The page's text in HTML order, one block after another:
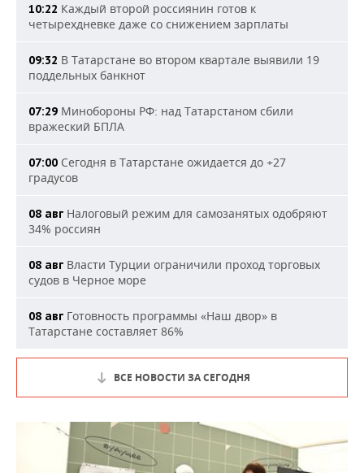
10:22 Каждый второй россиянин готов к
четырехдневке даже со снижением зарплаты
09:32 В Татарстане во втором квартале выявили 19
поддельных банкнот
07:29 Минобороны РФ: над Татарстаном сбили
вражеский БПЛА
07:00 Сегодня в Татарстане ожидается до +27
градусов
08 авг Налоговый режим для самозанятых одобряют
34% россиян
08 авг Власти Турции ограничили проход торговых
судов в Черное море
08 авг Готовность программы «Наш двор» в
Татарстане составляет 86%
ВСЕ НОВОСТИ ЗА СЕГОДНЯ